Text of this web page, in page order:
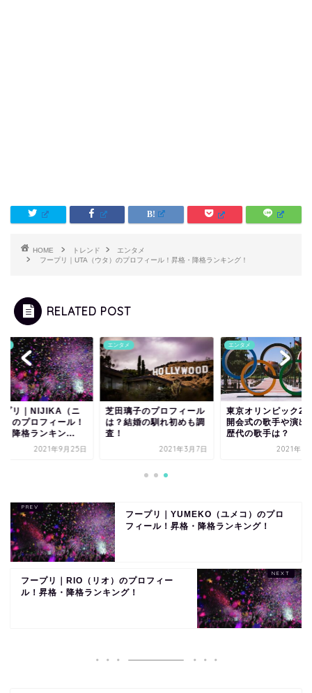
HOME トレンド
エンタメ
フープリ｜UTA（ウタ）のプロフィール！昇格・降格ランキング！
RELATED POST
プリ｜NIJIKA（ニ
）のプロフィール！
・降格ランキン...
2021年9月25日
エンタメ
芝田璃子のプロフィール
は？結婚の馴れ初めも調
査！
2021年3月7日
エンタメ
東京オリンピック
開会式の歌手や演出
歴代の歌手は？
2021年7
フープリ｜YUMEKO（ユメコ）のプロ
フィール！昇格・降格ランキング！
フープリ｜RIO（リオ）のプロフィー
ル！昇格・降格ランキング！